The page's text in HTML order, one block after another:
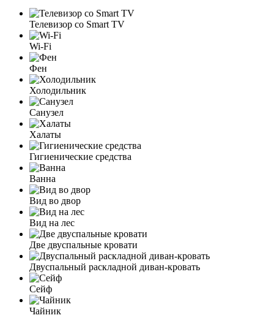
Телевизор со Smart TV
Wi-Fi
Фен
Холодильник
Санузел
Халаты
Гигиенические средства
Ванна
Вид во двор
Вид на лес
Две двуспальные кровати
Двуспальный раскладной диван-кровать
Сейф
Чайник